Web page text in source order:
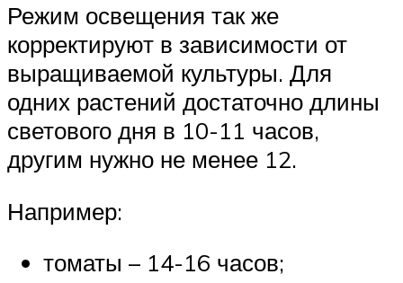
Режим освещения так же
корректируют в зависимости от
выращиваемой культуры. Для
одних растений достаточно длины
светового дня в 10-11 часов,
другим нужно не менее 12.
Например:
томаты – 14-16 часов;